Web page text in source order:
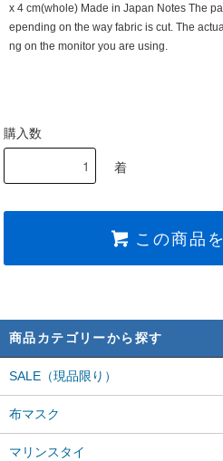
x 4 cm(whole) Made in Japan Notes The
epending on the way fabric is cut. The
ng on the monitor you are using.
購入数
着
この商品
商品カテゴリーから探す
SALE（現品限り）
布マスク
マリンスタイ